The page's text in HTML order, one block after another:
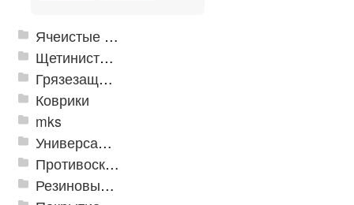
Ячеистые грязезащитные покрытия
Щетинистые покрытия
Грязезащитные, влаговпитывающие покрытия
Коврики
mks
Универсальные модульные покрытия
Противоскользящая защита для лестниц, профили, ленты
Резиновые и ПВХ дорожки